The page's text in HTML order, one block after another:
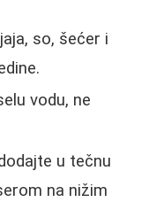
so, šećer i
vodu, ne
u tečnu
na nižim